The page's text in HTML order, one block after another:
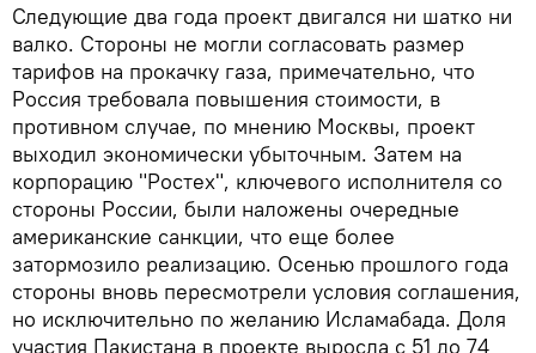
Следующие два года проект двигался ни шатко ни
валко. Стороны не могли согласовать размер
тарифов на прокачку газа, примечательно, что
Россия требовала повышения стоимости, в
противном случае, по мнению Москвы, проект
выходил экономически убыточным. Затем на
корпорацию "Ростех", ключевого исполнителя со
стороны России, были наложены очередные
американские санкции, что еще более
затормозило реализацию. Осенью прошлого года
стороны вновь пересмотрели условия соглашения,
но исключительно по желанию Исламабада. Доля
участия Пакистана в проекте выросла с 51 до 74